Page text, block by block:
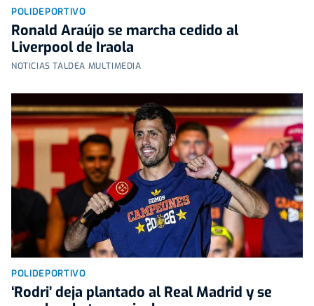
POLIDEPORTIVO
Ronald Araújo se marcha cedido al
Liverpool de Iraola
NOTICIAS TALDEA MULTIMEDIA
POLIDEPORTIVO
‘Rodri’ deja plantado al Real Madrid y se